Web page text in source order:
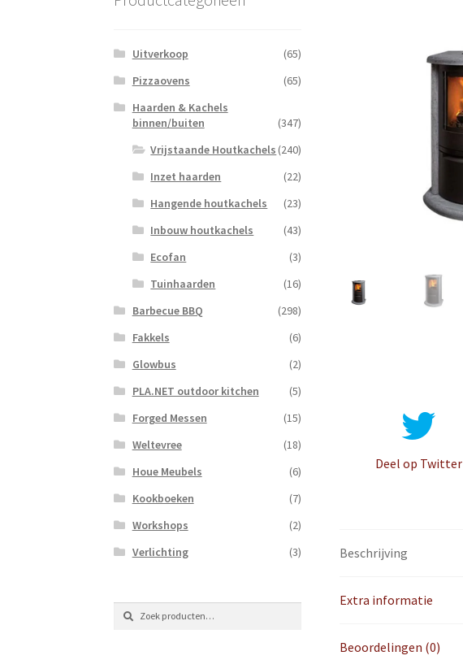
Deel op Twitter
Beschrijving
Extra informatie
Beoordelingen (0)
Uitverkoop
(65)
Pizzaovens
(65)
Haarden & Kachels
binnen/buiten
(347)
Vrijstaande Houtkachels (240)
Inzet haarden
(22)
Hangende houtkachels
(23)
Inbouw houtkachels
(43)
Ecofan
(3)
Tuinhaarden
(16)
Barbecue BBQ
(298)
Fakkels
(6)
Glowbus
(2)
PLA.NET outdoor kitchen
(5)
Forged Messen
(15)
Weltevree
(18)
Houe Meubels
(6)
Kookboeken
(7)
Workshops
(2)
Verlichting
(3)
Zoeken
naar:
Zoeken